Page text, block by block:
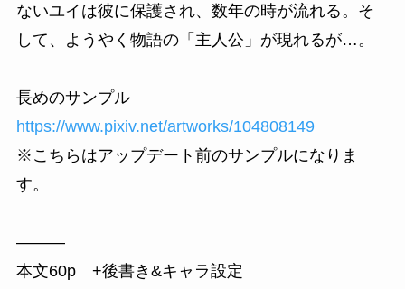
ないユイは彼に保護され、数年の時が流れる。そ
して、ようやく物語の「主人公」が現れるが…。
長めのサンプル
https://www.pixiv.net/artworks/104808149
※こちらはアップデート前のサンプルになりま
す。
———
本文60p +後書き&キャラ設定